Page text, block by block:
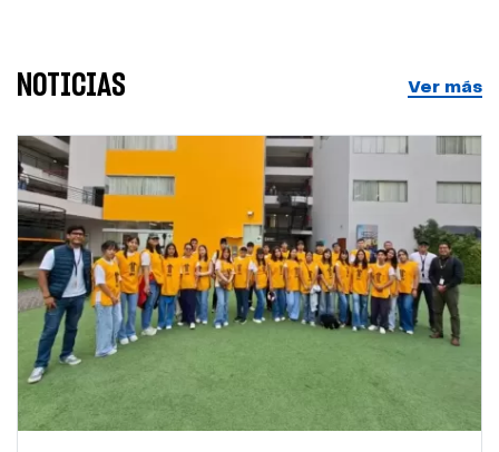
NOTICIAS Ver más